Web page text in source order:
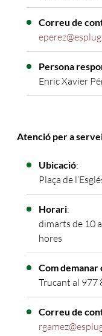
Correu de
Persona
Enric Xavier
Atenció per a
Ubicació:
Plaça de
Horari:
dimarts de 10
hores
Com demanar
Trucant al 977
Correu de